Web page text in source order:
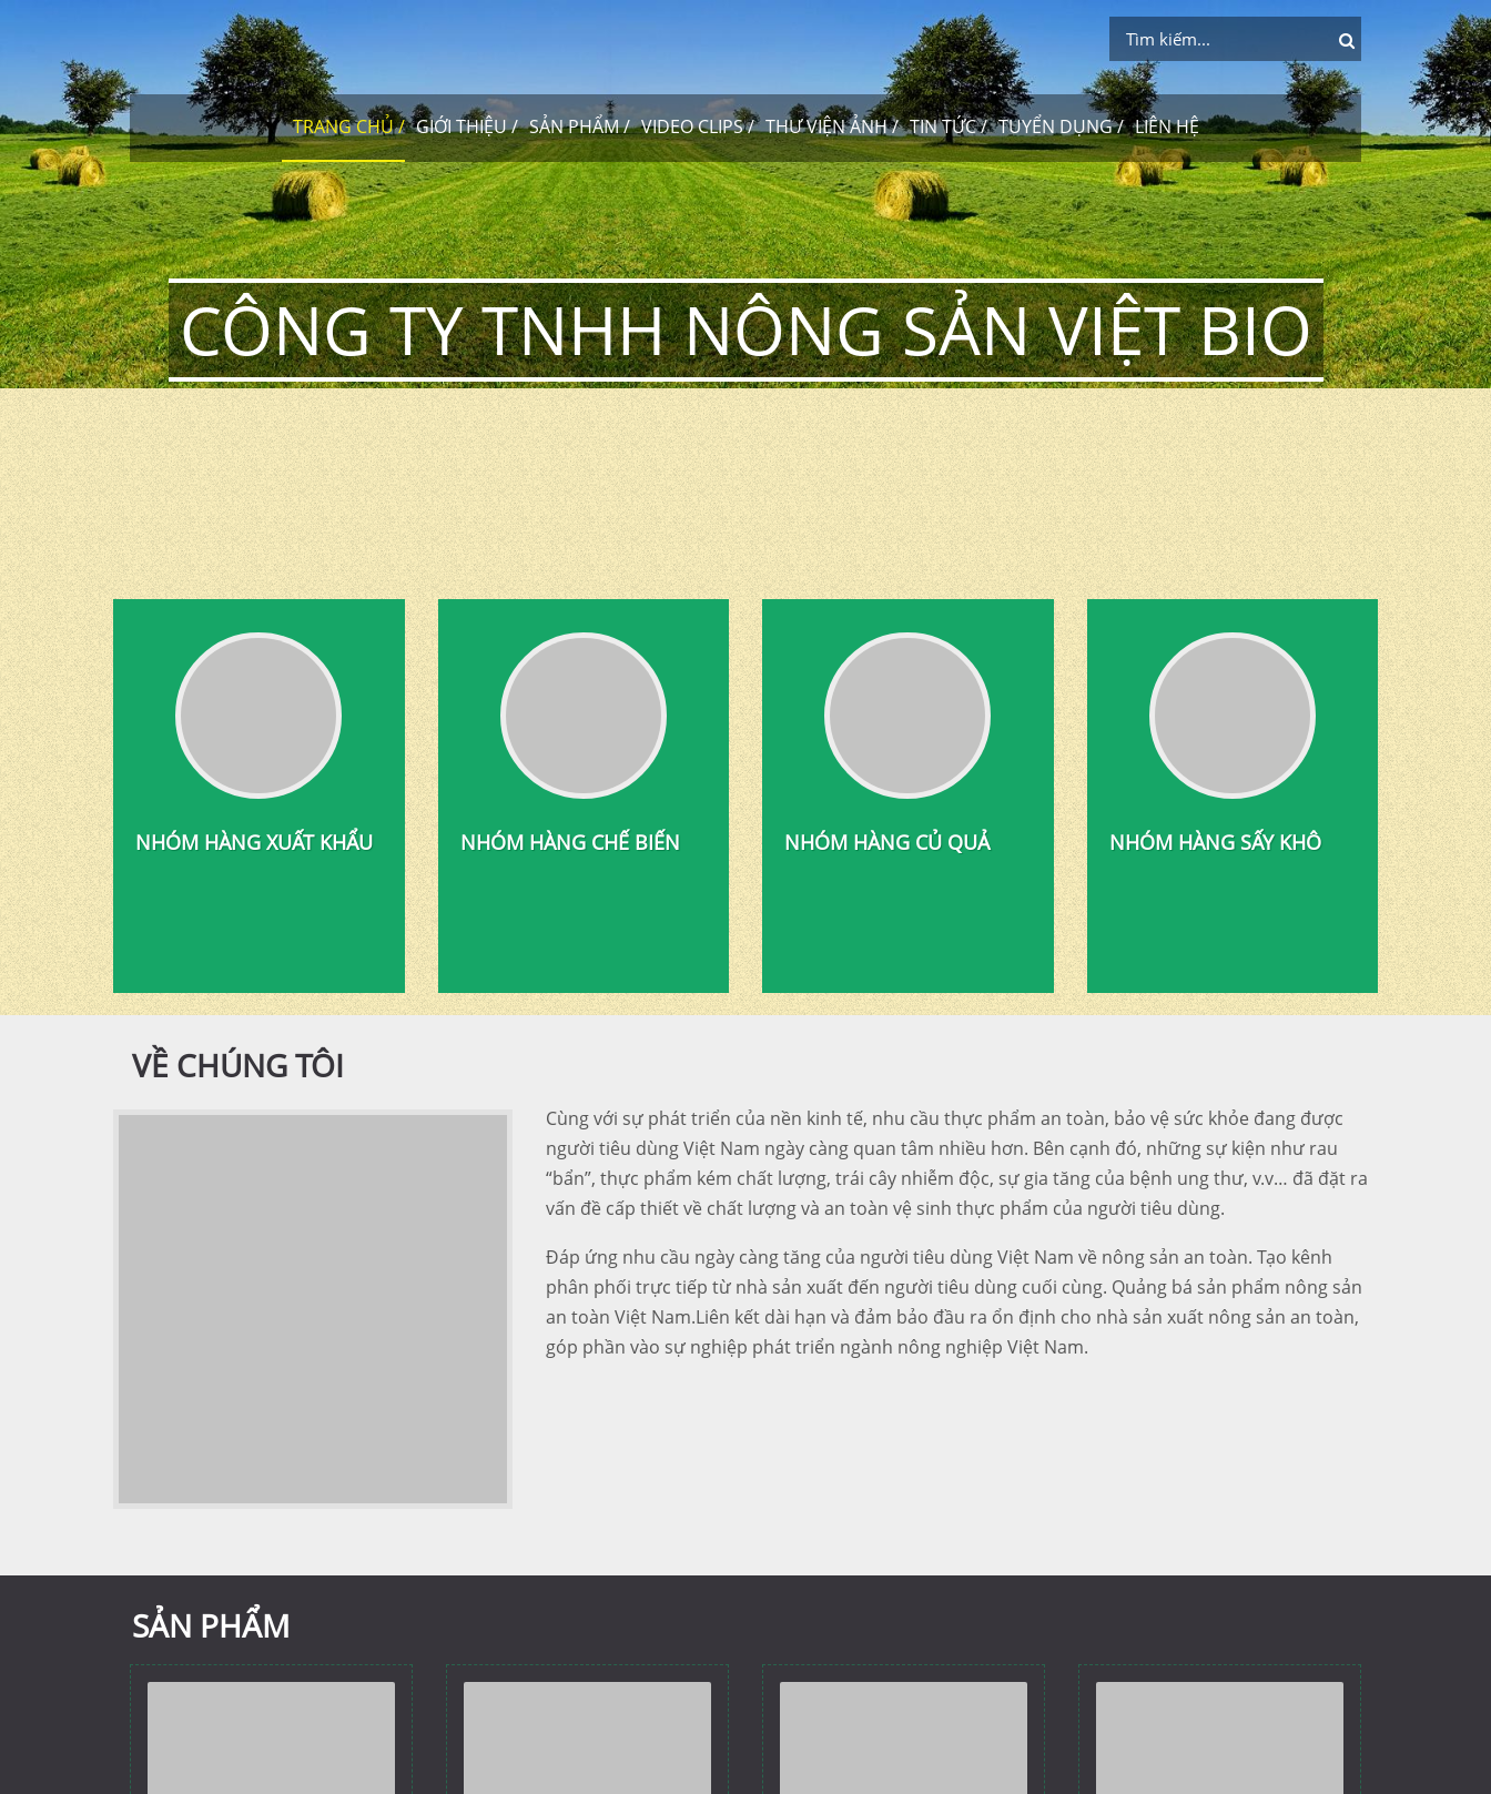
TRANG CHỦ GIỚI THIỆU SẢN PHẨM VIDEO CLIPS THƯ VIỆN ẢNH TIN TỨC TUYỂN DỤNG LIÊN HỆ
CÔNG TY TNHH NÔNG SẢN VIỆT BIO
NHÓM HÀNG XUẤT KHẨU NHÓM HÀNG CHẾ BIẾN NHÓM HÀNG CỦ QUẢ NHÓM HÀNG SẤY KHÔ
VỀ CHÚNG TÔI
Cùng với sự phát triển của nền kinh tế, nhu cầu thực phẩm an toàn, bảo vệ sức khỏe đang được
người tiêu dùng Việt Nam ngày càng quan tâm nhiều hơn. Bên cạnh đó, những sự kiện như rau
“bẩn”, thực phẩm kém chất lượng, trái cây nhiễm độc, sự gia tăng của bệnh ung thư, v.v… đã đặt ra
vấn đề cấp thiết về chất lượng và an toàn vệ sinh thực phẩm của người tiêu dùng.
Đáp ứng nhu cầu ngày càng tăng của người tiêu dùng Việt Nam về nông sản an toàn. Tạo kênh
phân phối trực tiếp từ nhà sản xuất đến người tiêu dùng cuối cùng. Quảng bá sản phẩm nông sản
an toàn Việt Nam.Liên kết dài hạn và đảm bảo đầu ra ổn định cho nhà sản xuất nông sản an toàn,
góp phần vào sự nghiệp phát triển ngành nông nghiệp Việt Nam.
SẢN PHẨM